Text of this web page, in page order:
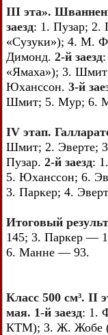
III эта».
заезд: 1. Пузар;
«Сузуки»); 4. М.
Димонд. 2-й заезд
«Ямаха»); 3.
Юханссон. 3-й
Шмит; 5. Мур; 6.
IV этап.
Шмит; 2. Эверте;
Пузар. 2-й заезд:
5. Юханссон; 6.
3. Паркер; 4.
Итоговый
145; 3. Паркер —
6. Манне — 93.
Класс 500 см³. II
мая. 1-й заезд: 1.
КТМ); 3. Ж. Жобе